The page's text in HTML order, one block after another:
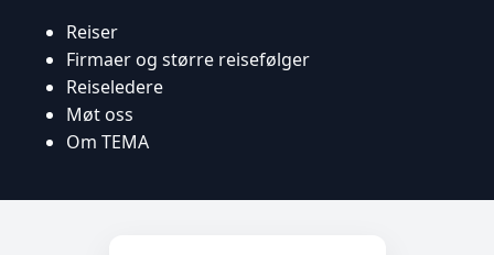
Reiser
Firmaer og større reisefølger
Reiseledere
Møt oss
Om TEMA